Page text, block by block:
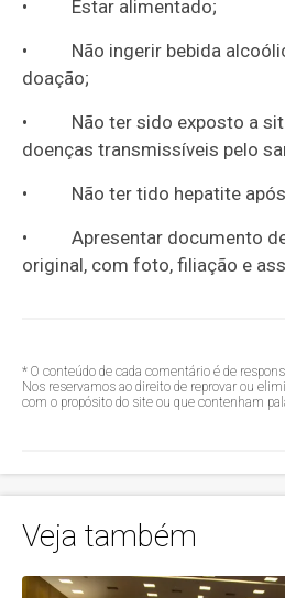
• Estar alimentado;
• Não ingerir bebida
doação;
• Não ter sido exposto a
doenças transmissíveis pelo
• Não ter tido hepatite após
• Apresentar documento de
original, com foto, filiação e
* O conteúdo de cada comentário é de
Nos reservamos ao direito de reprovar ou
com o propósito do site ou que contenham
Veja também